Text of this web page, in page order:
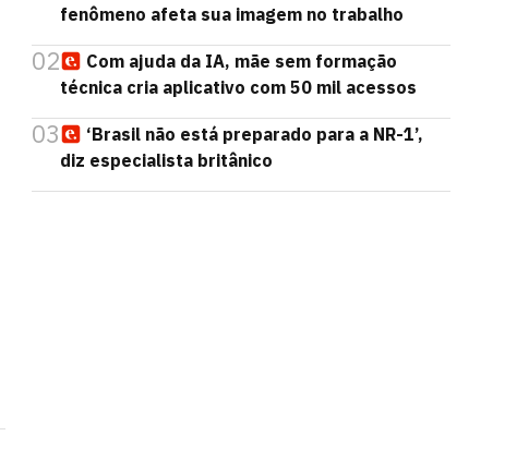
fenômeno afeta sua imagem no trabalho
02
Com ajuda da IA, mãe sem formação
técnica cria aplicativo com 50 mil acessos
03
‘Brasil não está preparado para a NR-1’,
diz especialista britânico